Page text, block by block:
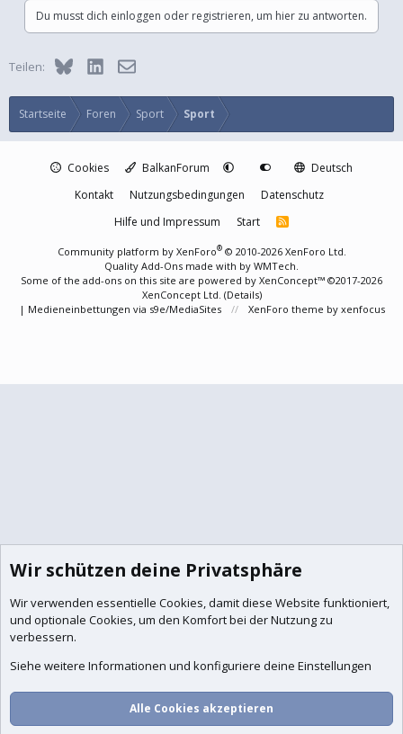
Du musst dich einloggen oder registrieren, um hier zu antworten.
Teilen: BlueskyLinkedInE-Mail
Startseite Foren Sport Sport
Cookies BalkanForum
Deutsch
Kontakt
Nutzungsbedingungen
Datenschutz
Hilfe und Impressum
Start
R
Community platform by XenForo® © 2010-2026 XenForo Ltd.
Quality Add-Ons made with by WMTech
Some of the add-ons on this site are powered by XenConcept™ ©2017-2026
XenConcept Ltd. (Details)
| Medieneinbettungen via s9e/MediaSites XenForo theme by xenfocus
Wir schützen deine Privatsphäre
Wir verwenden essentielle Cookies, damit diese Website funktioniert,
und optionale Cookies, um den Komfort bei der Nutzung zu
verbessern.
Siehe weitere Informationen und konfiguriere deine Einstellungen
Alle Cookies akzeptieren